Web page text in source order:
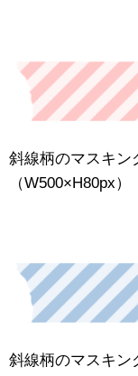
斜線柄のマスキン
（W500×H80px）
斜線柄のマスキン